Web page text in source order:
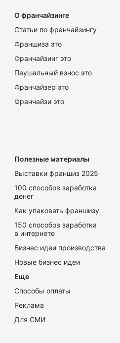
О франчайзинге
Статьи по франчайзингу
Франшиза это
Франчайзинг это
Паушальный взнос это
Франчайзер это
Франчайзи это
Полезные материалы
Выставки франшиз 2025
100 способов заработка
денег
Как упаковать франшизу
150 способов заработка
в интернете
Бизнес идеи производства
Новые бизнес идеи
Еще
Способы оплаты
Реклама
Для СМИ